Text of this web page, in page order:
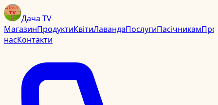
Дача TV
МагазинПродуктиКвітиЛавандаПослугиПасічникамПро
насКонтакти